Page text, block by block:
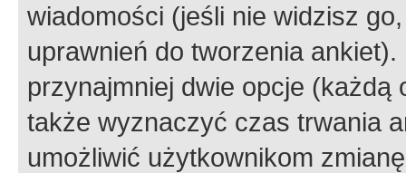
wiadomości (jeśli nie widzisz
uprawnień do tworzenia
przynajmniej dwie opcje
także wyznaczyć czas trwania
umożliwić użytkownikom